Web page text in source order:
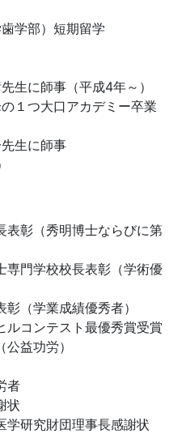
学部）短期留学
生に師事（平成4年～）
１つ大口アカデミー卒業
生に師事
彰（秀明博士ならびに第
門学校校長表彰（学術優
（学業成績優秀者）
コンテスト最優秀賞受賞
益功労）
者
状
研究財団理事長感謝状